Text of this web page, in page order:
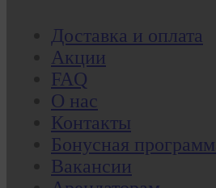
Доставка и оплата
Акции
FAQ
О нас
Контакты
Бонусная
Вакансии